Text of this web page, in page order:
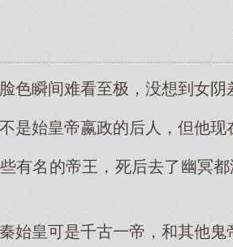
色瞬间难看至极，没想到女阴
是始皇帝嬴政的后人，但他现
有名的帝王，死后去了幽冥
始皇可是千古一帝，和其他鬼